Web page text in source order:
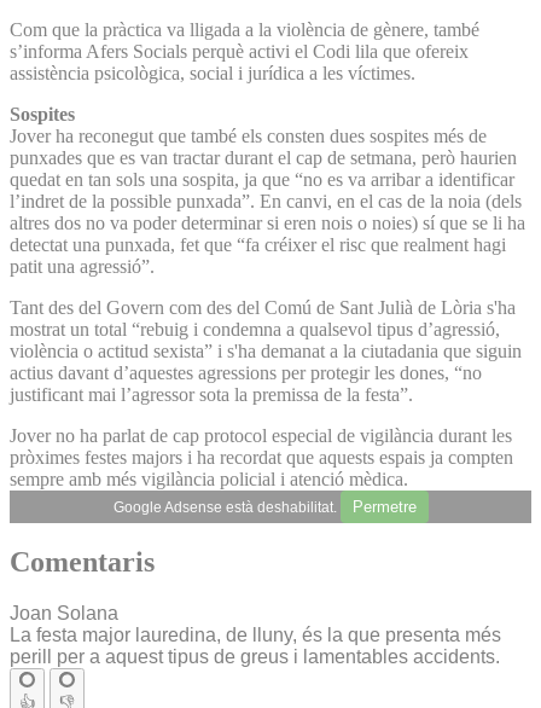
Com que la pràctica va lligada a la violència de gènere, també
s’informa Afers Socials perquè activi el Codi lila que ofereix
assistència psicològica, social i jurídica a les víctimes.
Sospites
Jover ha reconegut que també els consten dues sospites més de
punxades que es van tractar durant el cap de setmana, però haurien
quedat en tan sols una sospita, ja que “no es va arribar a identificar
l’indret de la possible punxada”. En canvi, en el cas de la noia (dels
altres dos no va poder determinar si eren nois o noies) sí que se li ha
detectat una punxada, fet que “fa créixer el risc que realment hagi
patit una agressió”.
Tant des del Govern com des del Comú de Sant Julià de Lòria s'ha
mostrat un total “rebuig i condemna a qualsevol tipus d’agressió,
violència o actitud sexista” i s'ha demanat a la ciutadania que siguin
actius davant d’aquestes agressions per protegir les dones, “no
justificant mai l’agressor sota la premissa de la festa”.
Jover no ha parlat de cap protocol especial de vigilància durant les
pròximes festes majors i ha recordat que aquests espais ja compten
sempre amb més vigilància policial i atenció mèdica.
Google Adsense està deshabilitat. Permetre
Comentaris
Joan Solana
La festa major lauredina, de lluny, és la que presenta més
perill per a aquest tipus de greus i lamentables accidents.
👍 👎